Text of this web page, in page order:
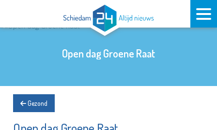
Open dag Groene Raat
Gezond